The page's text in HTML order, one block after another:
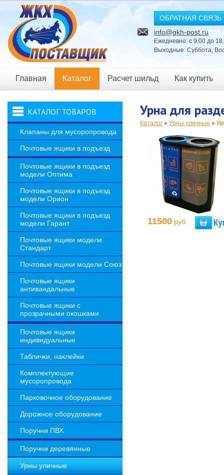
ОБРАТНАЯ СВЯЗЬ
info@gkh-post.ru
Ежедневно: с 9.00 до
Выходные: Суббота,
Главная Каталог Расчет шильд Как купить
Новости
КАТАЛОГ ТОВАРОВ
Клапаны для мусоропровода
Почтовые ящики в подъезд
Почтовые ящики в подъезд
модели Оптима
Почтовые ящики в подъезд
модели Орион
Почтовые ящики в подъезд
модели Гарант
Почтовые ящики модели
Стандарт
Почтовые ящики модели Союз
Почтовые ящики
антивандальные
Почтовые ящики с
прозрачными окошками
Почтовые ящики
индивидуальные
Таблички, наклейки
Комплектующие
мусоропровода
Парковочное оборудование
Дорожное оборудование
Поручни ПВХ
Поручни деревянные
Урны уличные
Урна для
Каталог » Урны уличные »
11500 руб.